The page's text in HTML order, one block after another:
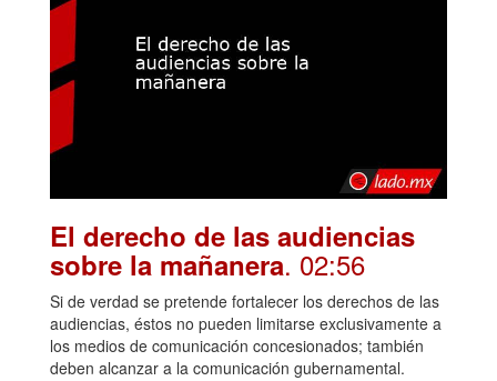
El derecho de las audiencias
sobre la mañanera. 02:56
Si de verdad se pretende fortalecer los derechos de las
audiencias, éstos no pueden limitarse exclusivamente a
los medios de comunicación concesionados; también
deben alcanzar a la comunicación gubernamental.